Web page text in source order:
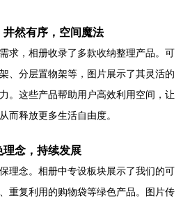
然有序，空间魔法
求，相册收录了多款收纳整理产品。可
、分层置物架等，图片展示了其灵活的
。这些产品帮助用户高效利用空间，让
而释放更多生活自由度。
理念，持续发展
理念。相册中专设板块展示了我们的可
重复利用的购物袋等绿色产品。图片传